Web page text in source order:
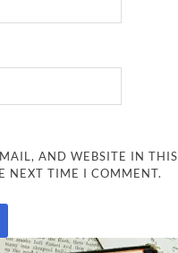
AND WEBSITE IN THIS
NEXT TIME I COMMENT.